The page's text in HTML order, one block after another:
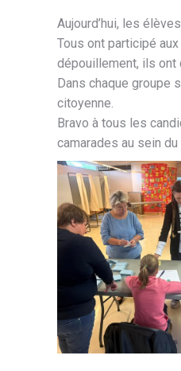
Aujourd’hui, les
Tous ont participé
dépouillement, ils ont
Dans chaque groupe
citoyenne.
Bravo à tous les
camarades au sein du